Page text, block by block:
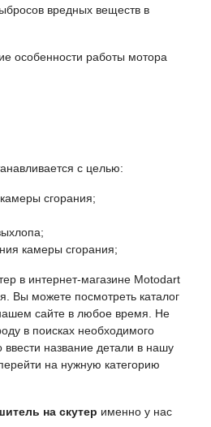
вредных веществ в
особенности работы мотора
с целью:
сгорания;
камеры сгорания;
в интернет-магазине Motodart
Вы можете посмотреть каталог
сайте в любое время. Не
в поисках необходимого
ввести название детали в нашу
на нужную категорию
на скутер именно у нас